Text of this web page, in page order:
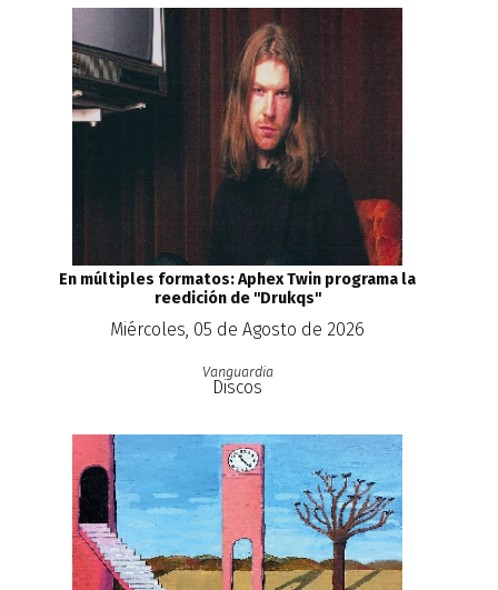
En múltiples formatos: Aphex Twin programa la
reedición de ''Drukqs''
Miércoles, 05 de Agosto de 2026
Vanguardia
Discos